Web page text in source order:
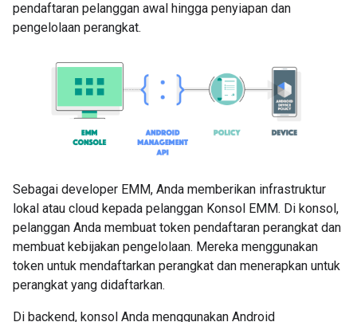
pendaftaran pelanggan awal hingga penyiapan dan
pengelolaan perangkat.
Sebagai developer EMM, Anda memberikan infrastruktur
lokal atau cloud kepada pelanggan Konsol EMM. Di konsol,
pelanggan Anda membuat token pendaftaran perangkat dan
membuat kebijakan pengelolaan. Mereka menggunakan
token untuk mendaftarkan perangkat dan menerapkan untuk
perangkat yang didaftarkan.
Di backend, konsol Anda menggunakan Android